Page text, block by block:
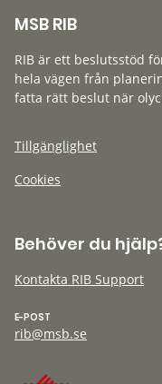
MSB RIB
RIB är ett beslutsstöd
hela vägen från
fatta rätt beslut när
Tillgänglighet
Cookies
Behöver du
Kontakta RIB Support
E-POST
rib@msb.se